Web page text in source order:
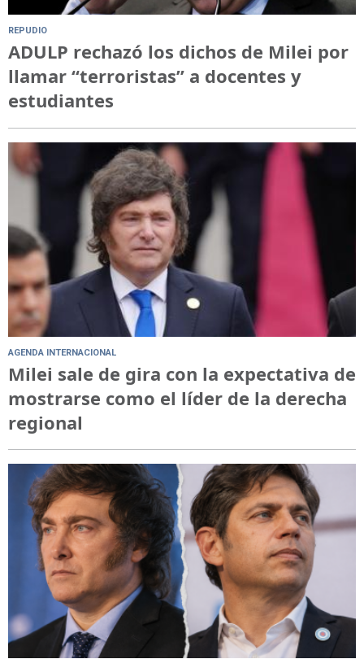
REPUDIO
ADULP rechazó los dichos de Milei por
llamar “terroristas” a docentes y
estudiantes
AGENDA INTERNACIONAL
Milei sale de gira con la expectativa de
mostrarse como el líder de la derecha
regional